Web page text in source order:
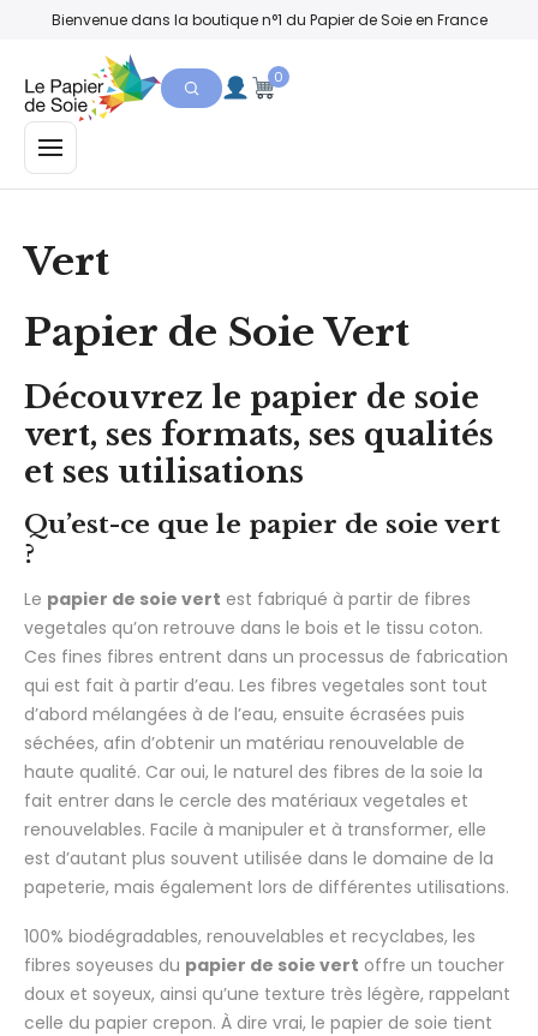
Bienvenue dans la boutique n°1 du Papier de Soie en France
MENU
0
Vert
Papier de Soie Vert
Découvrez le papier de soie
vert, ses formats, ses qualités
et ses utilisations
Qu’est-ce que le papier de soie vert
?
Le papier de soie vert est fabriqué à partir de fibres
vegetales qu’on retrouve dans le bois et le tissu coton.
Ces fines fibres entrent dans un processus de fabrication
qui est fait à partir d’eau. Les fibres vegetales sont tout
d’abord mélangées à de l’eau, ensuite écrasées puis
séchées, afin d’obtenir un matériau renouvelable de
haute qualité. Car oui, le naturel des fibres de la soie la
fait entrer dans le cercle des matériaux vegetales et
renouvelables. Facile à manipuler et à transformer, elle
est d’autant plus souvent utilisée dans le domaine de la
papeterie, mais également lors de différentes utilisations.
100% biodégradables, renouvelables et recyclabes, les
fibres soyeuses du papier de soie vert offre un toucher
doux et soyeux, ainsi qu’une texture très légère, rappelant
celle du papier crepon. À dire vrai, le papier de soie tient